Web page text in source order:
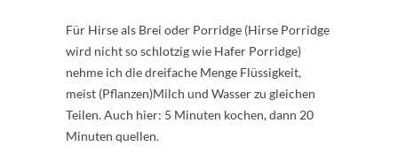
Für Hirse als Brei oder Porridge (Hirse Porridge
wird nicht so schlotzig wie Hafer Porridge)
nehme ich die dreifache Menge Flüssigkeit,
meist (Pflanzen)Milch und Wasser zu gleichen
Teilen. Auch hier: 5 Minuten kochen, dann 20
Minuten quellen.